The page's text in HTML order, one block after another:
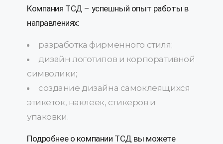
Компания ТСД – успешный опыт работы в
направлениях:
разработка фирменного стиля;
дизайн логотипов и корпоративной
символики;
создание дизайна самоклеящихся
этикеток, наклеек, стикеров и
упаковки.
Подробнее о компании ТСД вы можете